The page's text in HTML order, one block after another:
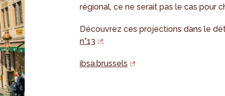
régional, ce ne serait pas le cas pour
Découvrez ces projections dans le
n°13
.
ibsa.brussels